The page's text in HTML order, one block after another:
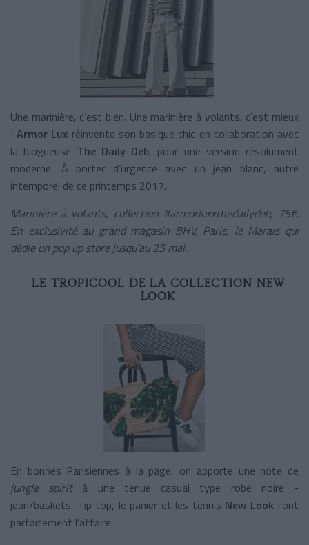
Une marinière, c’est bien. Une marinière à volants, c'est mieux
!Armor Lux réinvente son basique chic en collaboration avec
la blogueuse The Daily Deb, pour une version résolument
moderne. À porter d’urgence avec un jean blanc, autre
intemporel de ce printemps 2017.
Marinière à volants, collection #armorluxxthedailydeb, 75€.
En exclusivité au grand magasin BHV, Paris, le Marais qui
dédie un pop up store jusqu’au 25 mai.
LE TROPICOOL DE LA COLLECTION NEW
LOOK
En bonnes Parisiennes à la page, on apporte une note de
jungle spirità une tenue casual type robe noire -
jean/baskets. Tip top, le panier et les tennis New Look font
parfaitement l’affaire.